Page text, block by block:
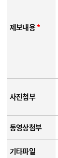
제보내용*
사진첨부
동영상첨부
기타파일